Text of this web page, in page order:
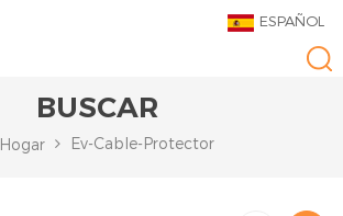
ESPAÑOL
BUSCAR
Hogar Ev-Cable-Protector